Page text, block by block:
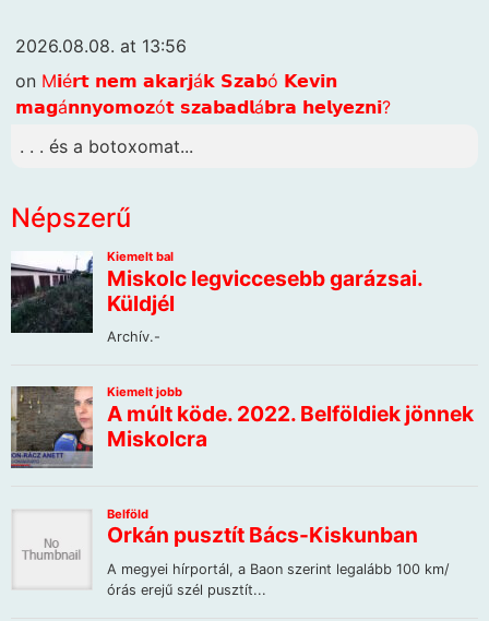
2026.08.08. at 13:56
on M𝗶é𝗿𝘁 𝗻𝗲𝗺 𝗮𝗸𝗮𝗿𝗷á𝗸 𝗦𝘇𝗮𝗯ó 𝗞𝗲𝘃𝗶𝗻
𝗺𝗮𝗴á𝗻𝗻𝘆𝗼𝗺𝗼𝘇ó𝘁 𝘀𝘇𝗮𝗯𝗮𝗱𝗹á𝗯𝗿𝗮 𝗵𝗲𝗹𝘆𝗲𝘇𝗻𝗶?
. . . és a botoxomat...
Népszerű